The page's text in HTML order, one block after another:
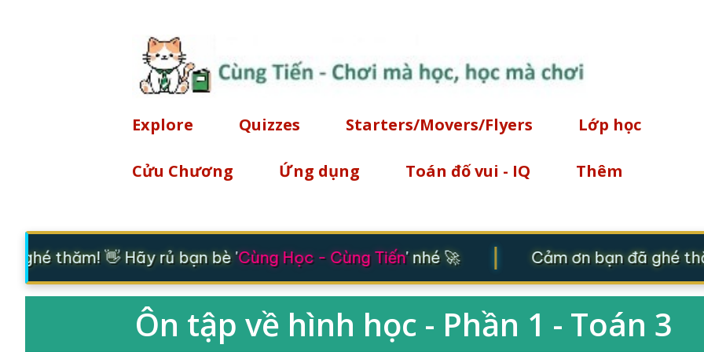
Explore Quizzes Starters/Movers/Flyers Lớp học
Cửu Chương Ứng dụng Toán đố vui - IQ Thêm
ghé thăm! 👋 Hãy rủ bạn bè 'Cùng Học - Cùng Tiến' nhé 🚀 Cảm ơn bạn đã ghé
Ôn tập về hình học - Phần 1 - Toán 3